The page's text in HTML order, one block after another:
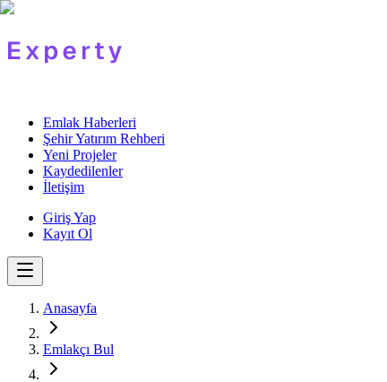
Emlak Haberleri
Şehir Yatırım Rehberi
Yeni Projeler
Kaydedilenler
İletişim
Giriş Yap
Kayıt Ol
Anasayfa
Emlakçı Bul